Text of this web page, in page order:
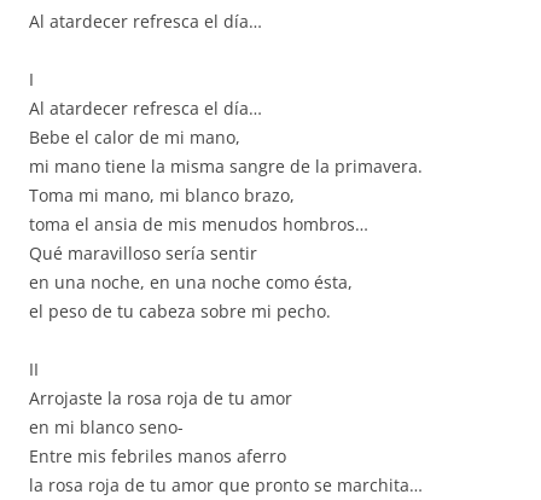
Al atardecer refresca el día…
I
Al atardecer refresca el día…
Bebe el calor de mi mano,
mi mano tiene la misma sangre de la primavera.
Toma mi mano, mi blanco brazo,
toma el ansia de mis menudos hombros…
Qué maravilloso sería sentir
en una noche, en una noche como ésta,
el peso de tu cabeza sobre mi pecho.
II
Arrojaste la rosa roja de tu amor
en mi blanco seno-
Entre mis febriles manos aferro
la rosa roja de tu amor que pronto se marchita…